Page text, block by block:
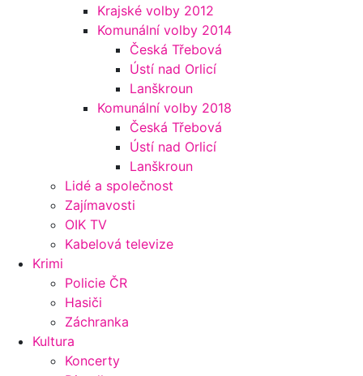
Krajské volby 2012
Komunální volby 2014
Česká Třebová
Ústí nad Orlicí
Lanškroun
Komunální volby 2018
Česká Třebová
Ústí nad Orlicí
Lanškroun
Lidé a společnost
Zajímavosti
OIK TV
Kabelová televize
Krimi
Policie ČR
Hasiči
Záchranka
Kultura
Koncerty